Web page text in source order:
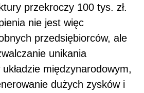
przekroczy 100 tys. zł.
nie jest więc
przedsiębiorców, ale
unikania
międzynarodowym,
dużych zysków i